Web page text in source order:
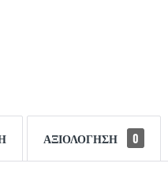
ΑΞΙΟΛΌΓΗΣΗ 0